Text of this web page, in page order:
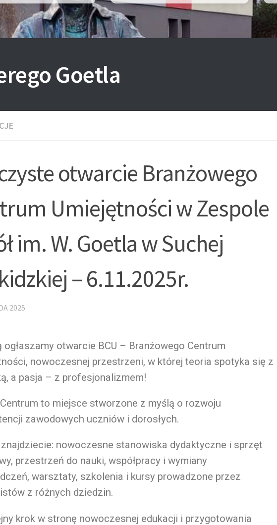
Goetla
otwarcie Branżowego
Umiejętności w Zespole
im. W. Goetla w Suchej
– 6.11.2025r.
2025
ogłaszamy otwarcie BCU – Branżowego Centrum
nowoczesnej przestrzeni, w której teoria spotyka się z
a pasja – z profesjonalizmem!
to miejsce stworzone z myślą o rozwoju
zawodowych uczniów i dorosłych.
znajdziecie: nowoczesne stanowiska dydaktyczne i sprzęt
przestrzeń do nauki, współpracy i wymiany
warsztaty, szkolenia i kursy prowadzone przez
z różnych dziedzin.
krok w stronę nowoczesnej edukacji i przygotowania